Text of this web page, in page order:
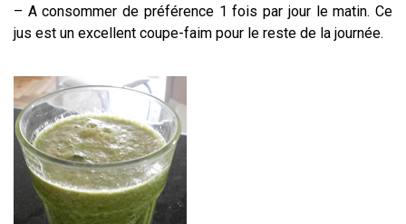
– A consommer de préférence 1 fois par jour le matin. Ce
jus est un excellent coupe-faim pour le reste de la journée.